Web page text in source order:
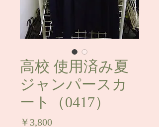
高校 使用済み夏
ジャンパースカ
ート（0417）
￥3,800価